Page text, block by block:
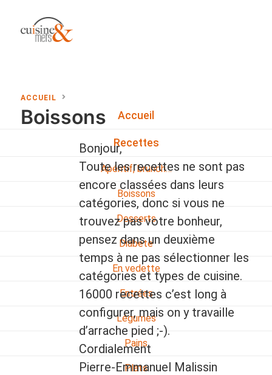
Accueil
Recettes
Apéritif, brunch…
Boissons
Desserts
Diabete
En vedette
Entrées
Légumes
Pains
Plats
ACCUEIL
Boissons
Bonjour,
Toute les recettes ne sont pas
encore classées dans leurs
catégories, donc si vous ne
trouvez pas votre bonheur,
pensez dans un deuxième
temps à ne pas sélectionner les
catégories et types de cuisine.
16000 recettes c’est long à
configurer, mais on y travaille
d’arrache pied ;-).
Cordialement
Pierre-Emmanuel Malissin